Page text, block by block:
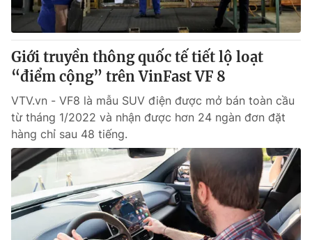
Sản phẩm
Thị trường
Tư vấn
Lịch phát sóng
Emagazine Podcast
Photo Infographic
Video Shorts video
Giới truyền thông quốc tế tiết lộ loạt
“điểm cộng” trên VinFast VF 8
VTV.vn - VF8 là mẫu SUV điện được mở bán toàn cầu
từ tháng 1/2022 và nhận được hơn 24 ngàn đơn đặt
hàng chỉ sau 48 tiếng.